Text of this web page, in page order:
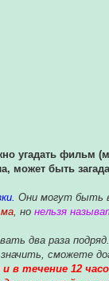
угадать фильм
может быть
Они могут быть
, нонельзя
два раза
сможете
в течение 12